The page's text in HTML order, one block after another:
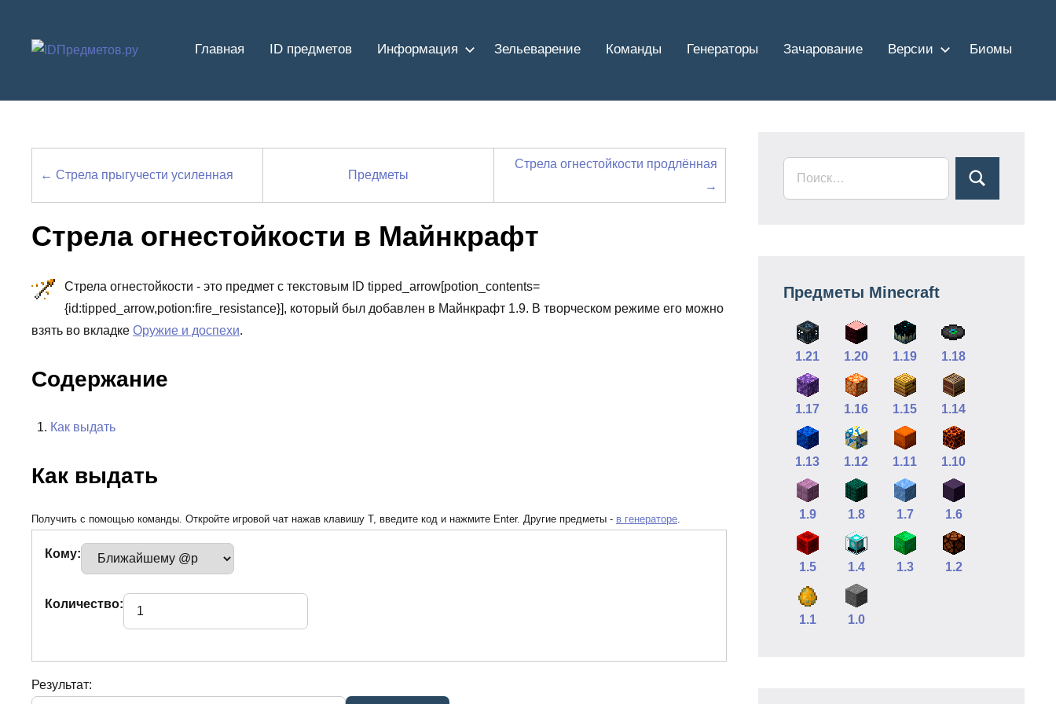
содержимому
Главная ID предметов Информация Зельеварение Команды Генераторы Зачарование Версии Биомы
← Стрела прыгучести усиленная Предметы
Стрела огнестойкости продлённая
→
Стрела огнестойкости в Майнкрафт
Стрела огнестойкости - это предмет с текстовым ID tipped_arrow[potion_contents=
{id:tipped_arrow,potion:fire_resistance}], который был добавлен в Майнкрафт 1.9. В творческом режиме его можно
взять во вкладке Оружие и доспехи.
Содержание
Как выдать
Как выдать
Получить с помощью команды. Откройте игровой чат нажав клавишу T, введите код и нажмите Enter. Другие предметы - в генераторе
Кому:
Количество:
Результат:
Предметы Minecraft
1.21 1.20 1.19 1.18
1.17 1.16 1.15 1.14
1.13 1.12 1.11 1.10
1.9 1.8 1.7 1.6
1.5 1.4 1.3 1.2
1.1 1.0